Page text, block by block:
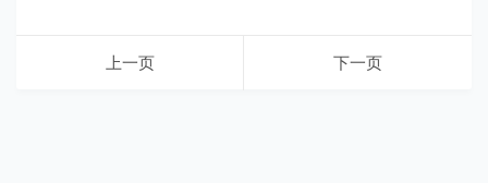
上一页 下一页